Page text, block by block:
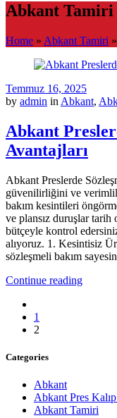
Abkant Tamiri
Home » Abkant Tamiri »
Temmuz 16, 2025
by admin in Abkant,
Abkant
Avantajları
Abkant Preslerde
güvenilirliğini ve
bakım kesintileri
ve plansız duruşlar
bütçeyle kontrol
alıyoruz. 1. Kesintisiz
sözleşmeli bakım
Continue reading
1
2
Categories
Abkant
Abkant Pres
Abkant Tamiri